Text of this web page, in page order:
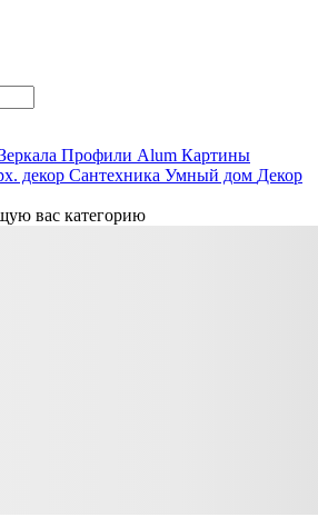
Профили Alum Картины
декор Сантехника Умный дом Декор
вас категорию